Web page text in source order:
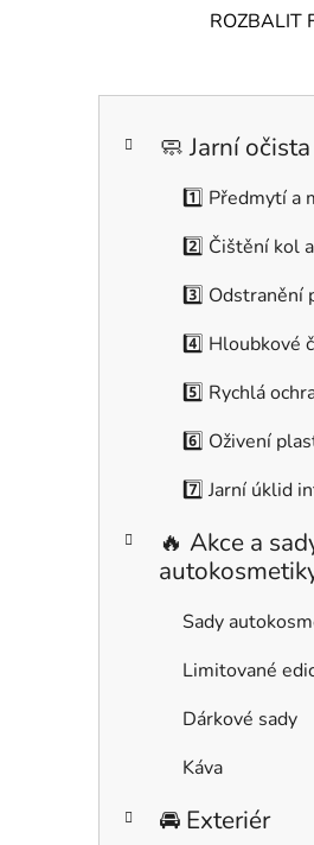
ROZBALIT
kategorie
K
🧼 Jarní
1️⃣ Předmytí a
2️⃣ Čištění kol
3️⃣ Odstranění
4️⃣ Hloubkové
5️⃣ Rychlá
6️⃣ Oživení
7️⃣ Jarní úklid
🔥 Akce a
Sady
Limitované
Dárkové sady
Káva
🚘 Exteriér